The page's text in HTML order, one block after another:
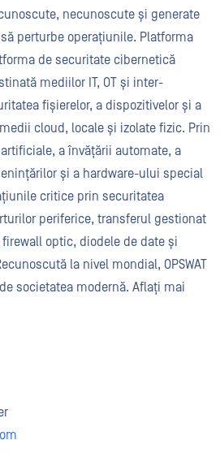
necunoscute și generate
perturbe operațiunile. Platforma
de securitate cibernetică
mediilor IT, OT și inter-
fișierelor, a dispozitivelor și a
cloud, locale și izolate fizic. Prin
a învățării automate, a
și a hardware-ului special
critice prin securitatea
periferice, transferul gestionat
optic, diodele de date și
la nivel mondial, OPSWAT
societatea modernă. Aflați mai